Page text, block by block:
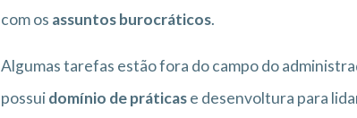
com os assuntos burocráticos.
Algumas tarefas estão fora do campo do
possuidomínio de práticase desenvoltura para